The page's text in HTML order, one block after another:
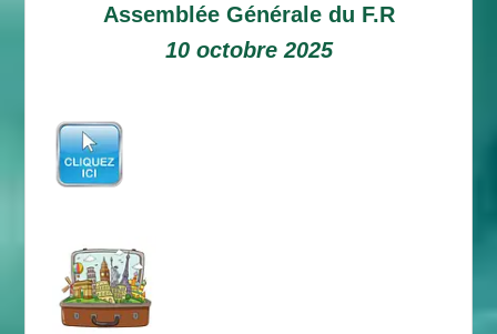
Assemblée Générale du F.R
10 octobre 2025